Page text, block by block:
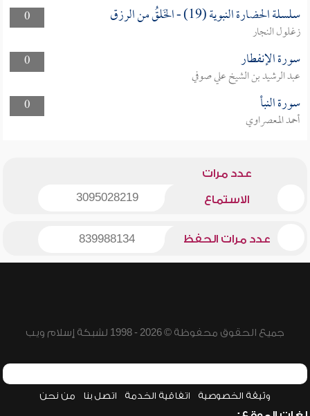
0
سلسلة الحضارة النبوية (19) - الخَلقُ من الرزق
زغلول النجار
0
سورة الإنفطار
عبد الرشيد بن الشيخ علي صوفي
0
سورة النبأ
أحمد المعصراوي
عدد مرات
الاستماع 3095028219
عدد مرات الحفظ 839988134
جميع الحقوق محفوظة © 2026 - 1998 لشبكة إسلام ويب
وثيقة الخصوصية اتفاقية الخدمة اتصل بنا من نحن